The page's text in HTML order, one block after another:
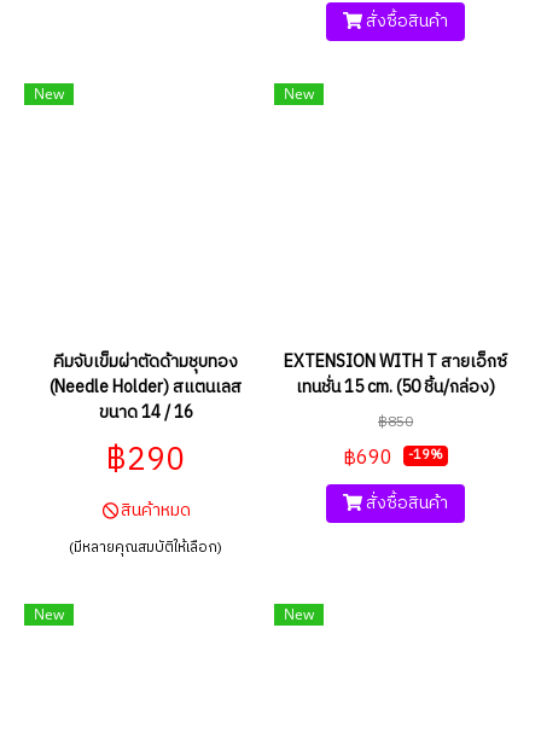
สั่งซื้อสินค้า
New
คีมจับเข็มผ่าตัดด้ามชุบทอง
(Needle Holder) สแตนเลส
ขนาด 14 / 16
฿290
สินค้าหมด
(มีหลายคุณสมบัติให้เลือก)
New
EXTENSION WITH T สายเอ็กซ์
เทนชั่น 15 cm. (50 ชิ้น/กล่อง)
฿850
฿690 -19%
สั่งซื้อสินค้า
New New